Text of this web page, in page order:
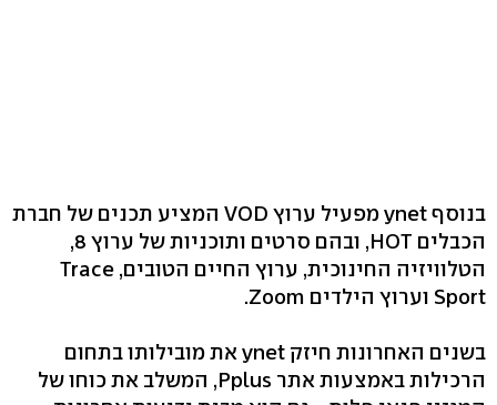
בנוסף ynet מפעיל ערוץ VOD המציע תכנים של חברת
הכבלים HOT, ובהם סרטים ותוכניות של ערוץ 8,
הטלוויזיה החינוכית, ערוץ החיים הטובים, Trace
Sport וערוץ הילדים Zoom.
בשנים האחרונות חיזק ynet את מובילותו בתחום
הרכילות באמצעות אתר Pplus, המשלב את כוחו של